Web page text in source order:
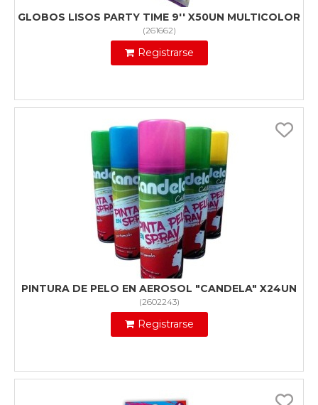
GLOBOS LISOS PARTY TIME 9'' X50UN MULTICOLOR
(261662)
Registrarse
PINTURA DE PELO EN AEROSOL "CANDELA" X24UN
(2602243)
Registrarse